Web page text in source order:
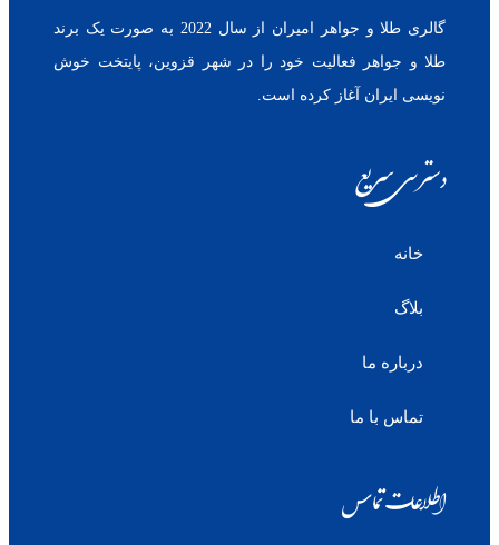
گالری طلا و جواهر امیران از سال 2022 به صورت یک برند
طلا و جواهر فعالیت خود را در شهر قزوین، پایتخت خوش
نویسی ایران آغاز کرده است.
دسترسی سریع
خانه
بلاگ
درباره ما
تماس با ما
اطلاعات تماس